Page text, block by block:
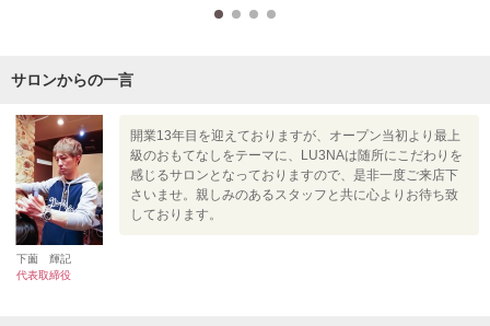
サロンからの一言
下薗 輝記
代表取締役
開業13年目を迎えておりますが、オープン当初より最上
級のおもてなしをテーマに、LU3NAは随所にこだわりを
感じるサロンとなっておりますので、是非一度ご来店下
さいませ。親しみのあるスタッフと共に心よりお待ち致
しております。